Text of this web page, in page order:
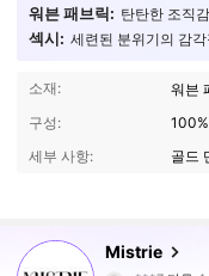
워븐 패브릭: 탄탄한 조직
섹시: 세련된 분위기의 감
소재:
워븐
구성:
세부 사항:
골드
Mistrie